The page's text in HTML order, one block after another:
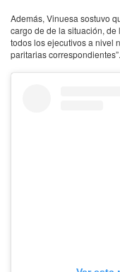
Además, Vinuesa sostuvo
cargo de de la situación,
todos los ejecutivos a nivel
paritarias correspondientes”.